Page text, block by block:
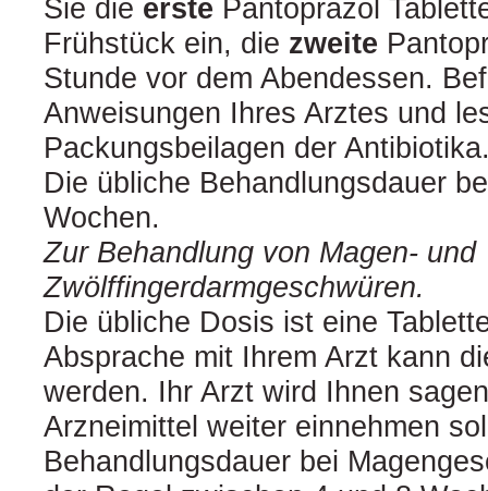
Sie die erste Pantoprazol
Frühstück ein, die zweite
Stunde vor dem Abendessen.
Anweisungen Ihres Arztes und
Packungsbeilagen der
Die übliche Behandlungsdauer
Wochen.
Zur Behandlung von Magen- und
Zwölffingerdarmgeschwüren.
Die übliche Dosis ist eine
Absprache mit Ihrem Arzt kann
werden. Ihr Arzt wird Ihnen
Arzneimittel weiter einnehmen
Behandlungsdauer bei